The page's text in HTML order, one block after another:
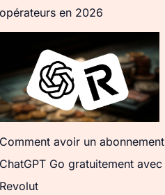
opérateurs en 2026
Comment avoir un abonnement
ChatGPT Go gratuitement avec
Revolut